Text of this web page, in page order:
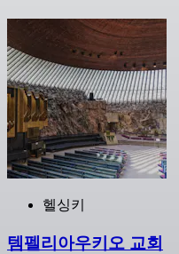
헬싱키
템펠리아우키오 교회